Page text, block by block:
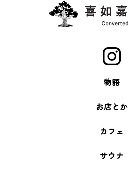
物語
お店とか
カフェ
サウナ